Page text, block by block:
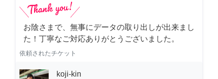
お陰さまで、無事にデータの取り出しが出来まし
た！丁寧なご対応ありがとうございました。
依頼されたチケット
koji-kin